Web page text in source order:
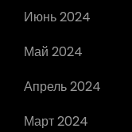
Июнь 2024
Май 2024
Апрель 2024
Март 2024